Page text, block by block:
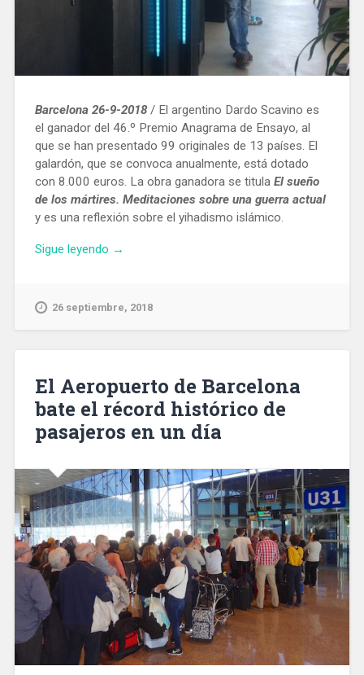
Barcelona 26-9-2018/ El argentino Dardo Scavino es
el ganador del 46.º Premio Anagrama de Ensayo, al
que se han presentado 99 originales de 13 países. El
galardón, que se convoca anualmente, está dotado
con 8.000 euros. La obra ganadora se titula El sueño
de los mártires. Meditaciones sobre una guerra actual
y es una reflexión sobre el yihadismo islámico.
Sigue leyendo «El
Scavino
Anagrama
de
Ensayo
análisis
del
yihadismo»
→
26 septiembre, 2018
El Aeropuerto de Barcelona
bate el récord histórico de
pasajeros en un día